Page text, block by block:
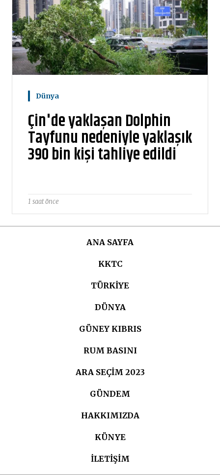
Dünya
Çin'de yaklaşan Dolphin
Tayfunu nedeniyle yaklaşık
390 bin kişi tahliye edildi
1 saat önce
ANA SAYFA
KKTC
TÜRKIYE
DÜNYA
GÜNEY KIBRIS
RUM BASINI
ARA SEÇIM 2023
GÜNDEM
HAKKIMIZDA
KÜNYE
İLETİŞİM